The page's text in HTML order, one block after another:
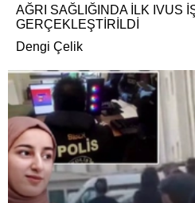
AĞRI SAĞLIĞINDA İLK IVUS
GERÇEKLEŞTİRİLDİ
Dengi Çelik